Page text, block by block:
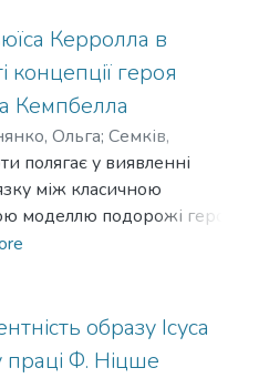
Перебудови. У роботі
дизайнерські
образів радянської
гопника. Окрема
дослідженню естетики
механізмам її
У роботі висвітлюється
дизайнерами
бінарної системи. Також
потенційні
звернення до
Керролла в
концепції героя
Кемпбелла
Ольга; Семків,
полягає у виявленні
між класичною
моделлю подорожі героя,
глибиною тексту та
образу Ісуса
праці Ф. Ніцше